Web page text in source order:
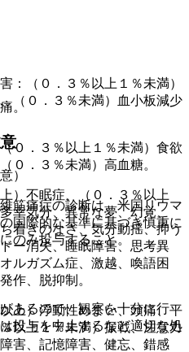
：（０．３％以上１％未満）
（０．３％未満）血小板減少
０．３％以上１％未満）食欲
０．３％未満）高血糖。
）不眠症、（０．３％以上
幸気分、異常な夢、幻覚、
着きのなさ、気分動揺、抑う
ー消失、睡眠障害、思考異
ルガズム症、激越、喚語困
作、脱抑制。
上）浮動性めまい、頭痛、平
以上１％未満）振戦、注意力
害、記憶障害、健忘、錯感
。
）
筋痛症の診断は、米国リウマ
国際的な基準に基づき慎重に
のみ投与すること。
あるので、観察を十分に行
投与を中止するなど適切な処